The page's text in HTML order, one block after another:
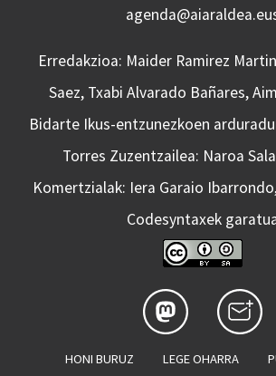
Erredakzioa: Maider Ramirez
Saez, Txabi Alvarado Bañares,
Bidarte Ikus-entzunezkoen
Torres Zuzentzailea: Naroa
Komertzialak: Iera Garaio
Codesyntaxek
HONI BURUZ LEGE OHARRA